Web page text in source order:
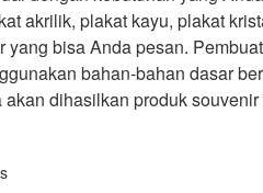
akrilik, plakat kayu, plakat
yang bisa Anda pesan.
bahan-bahan dasar
dihasilkan produk